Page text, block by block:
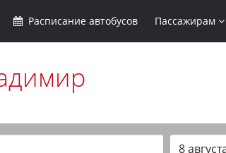
Расписание автобусов Пассажирам